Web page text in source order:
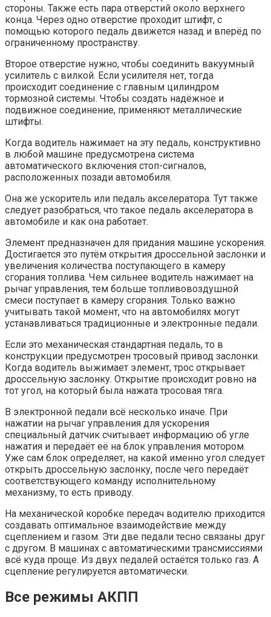
стороны. Также есть пара отверстий около верхнего
конца. Через одно отверстие проходит штифт, с
помощью которого педаль движется назад и вперёд по
ограниченному пространству.
Второе отверстие нужно, чтобы соединить вакуумный
усилитель с вилкой. Если усилителя нет, тогда
происходит соединение с главным цилиндром
тормозной системы. Чтобы создать надёжное и
подвижное соединение, применяют металлические
штифты.
Когда водитель нажимает на эту педаль, конструктивно
в любой машине предусмотрена система
автоматического включения стоп-сигналов,
расположенных позади автомобиля.
Она же ускоритель или педаль акселератора. Тут также
следует разобраться, что такое педаль акселератора в
автомобиле и как она работает.
Элемент предназначен для придания машине ускорения.
Достигается это путём открытия дроссельной заслонки и
увеличения количества поступающего в камеру
сгорания топлива. Чем сильнее водитель нажимает на
рычаг управления, тем больше топливовоздушной
смеси поступает в камеру сгорания. Только важно
учитывать такой момент, что на автомобилях могут
устанавливаться традиционные и электронные педали.
Если это механическая стандартная педаль, то в
конструкции предусмотрен тросовый привод заслонки.
Когда водитель выжимает элемент, трос открывает
дроссельную заслонку. Открытие происходит ровно на
тот угол, на который была нажата тросовая тяга.
В электронной педали всё несколько иначе. При
нажатии на рычаг управления для ускорения
специальный датчик считывает информацию об угле
нажатия и передаёт её на блок управления мотором.
Уже сам блок определяет, на какой именно угол следует
открыть дроссельную заслонку, после чего передаёт
соответствующего команду исполнительному
механизму, то есть приводу.
На механической коробке передач водителю приходится
создавать оптимальное взаимодействие между
сцеплением и газом. Эти две педали тесно связаны друг
с другом. В машинах с автоматическими трансмиссиями
всё куда проще. Из двух педалей остаётся только газ. А
сцепление регулируется автоматически.
Все режимы АКПП